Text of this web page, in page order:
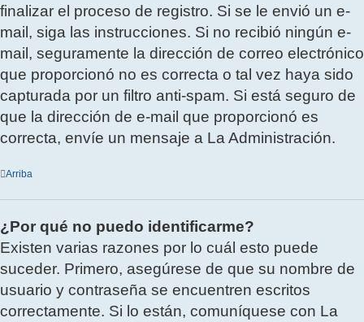
finalizar el proceso de registro. Si se le envió un e-
mail, siga las instrucciones. Si no recibió ningún e-
mail, seguramente la dirección de correo electrónico
que proporcionó no es correcta o tal vez haya sido
capturada por un filtro anti-spam. Si está seguro de
que la dirección de e-mail que proporcionó es
correcta, envíe un mensaje a La Administración.
Arriba
¿Por qué no puedo identificarme?
Existen varias razones por lo cuál esto puede
suceder. Primero, asegúrese de que su nombre de
usuario y contraseña se encuentren escritos
correctamente. Si lo están, comuníquese con La